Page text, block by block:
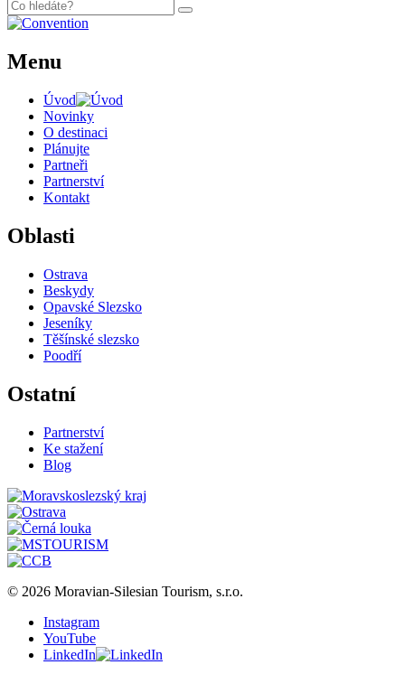
Menu
Úvod
Novinky
O destinaci
Plánujte
Partneři
Partnerství
Kontakt
Oblasti
Ostrava
Beskydy
Opavské Slezsko
Jeseníky
Těšínské slezsko
Poodří
Ostatní
Partnerství
Ke stažení
Blog
© 2026 Moravian-Silesian Tourism, s.r.o.
Instagram
YouTube
LinkedIn